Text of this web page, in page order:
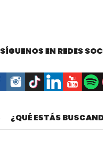
SÍGUENOS EN REDES
¿QUÉ ESTÁS